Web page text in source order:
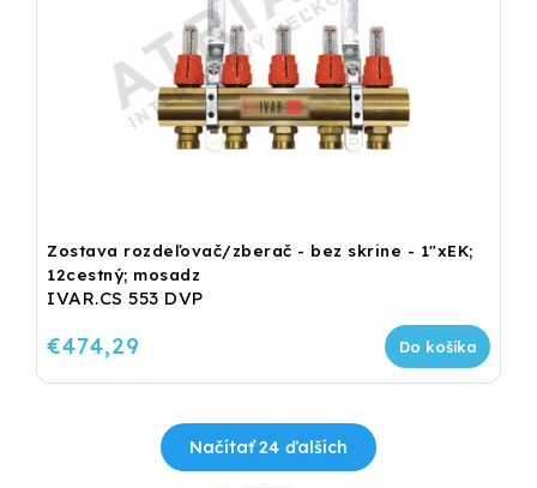
Zostava rozdeľovač/zberač - bez skrine - 1"xEK;
12cestný; mosadz
IVAR.CS 553 DVP
€474,29 Do košíka
Načítať 24 ďalších